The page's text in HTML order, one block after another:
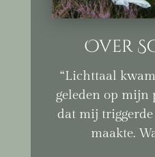
Over
“Lichttaal
geleden op mijn
dat mij
maakte.